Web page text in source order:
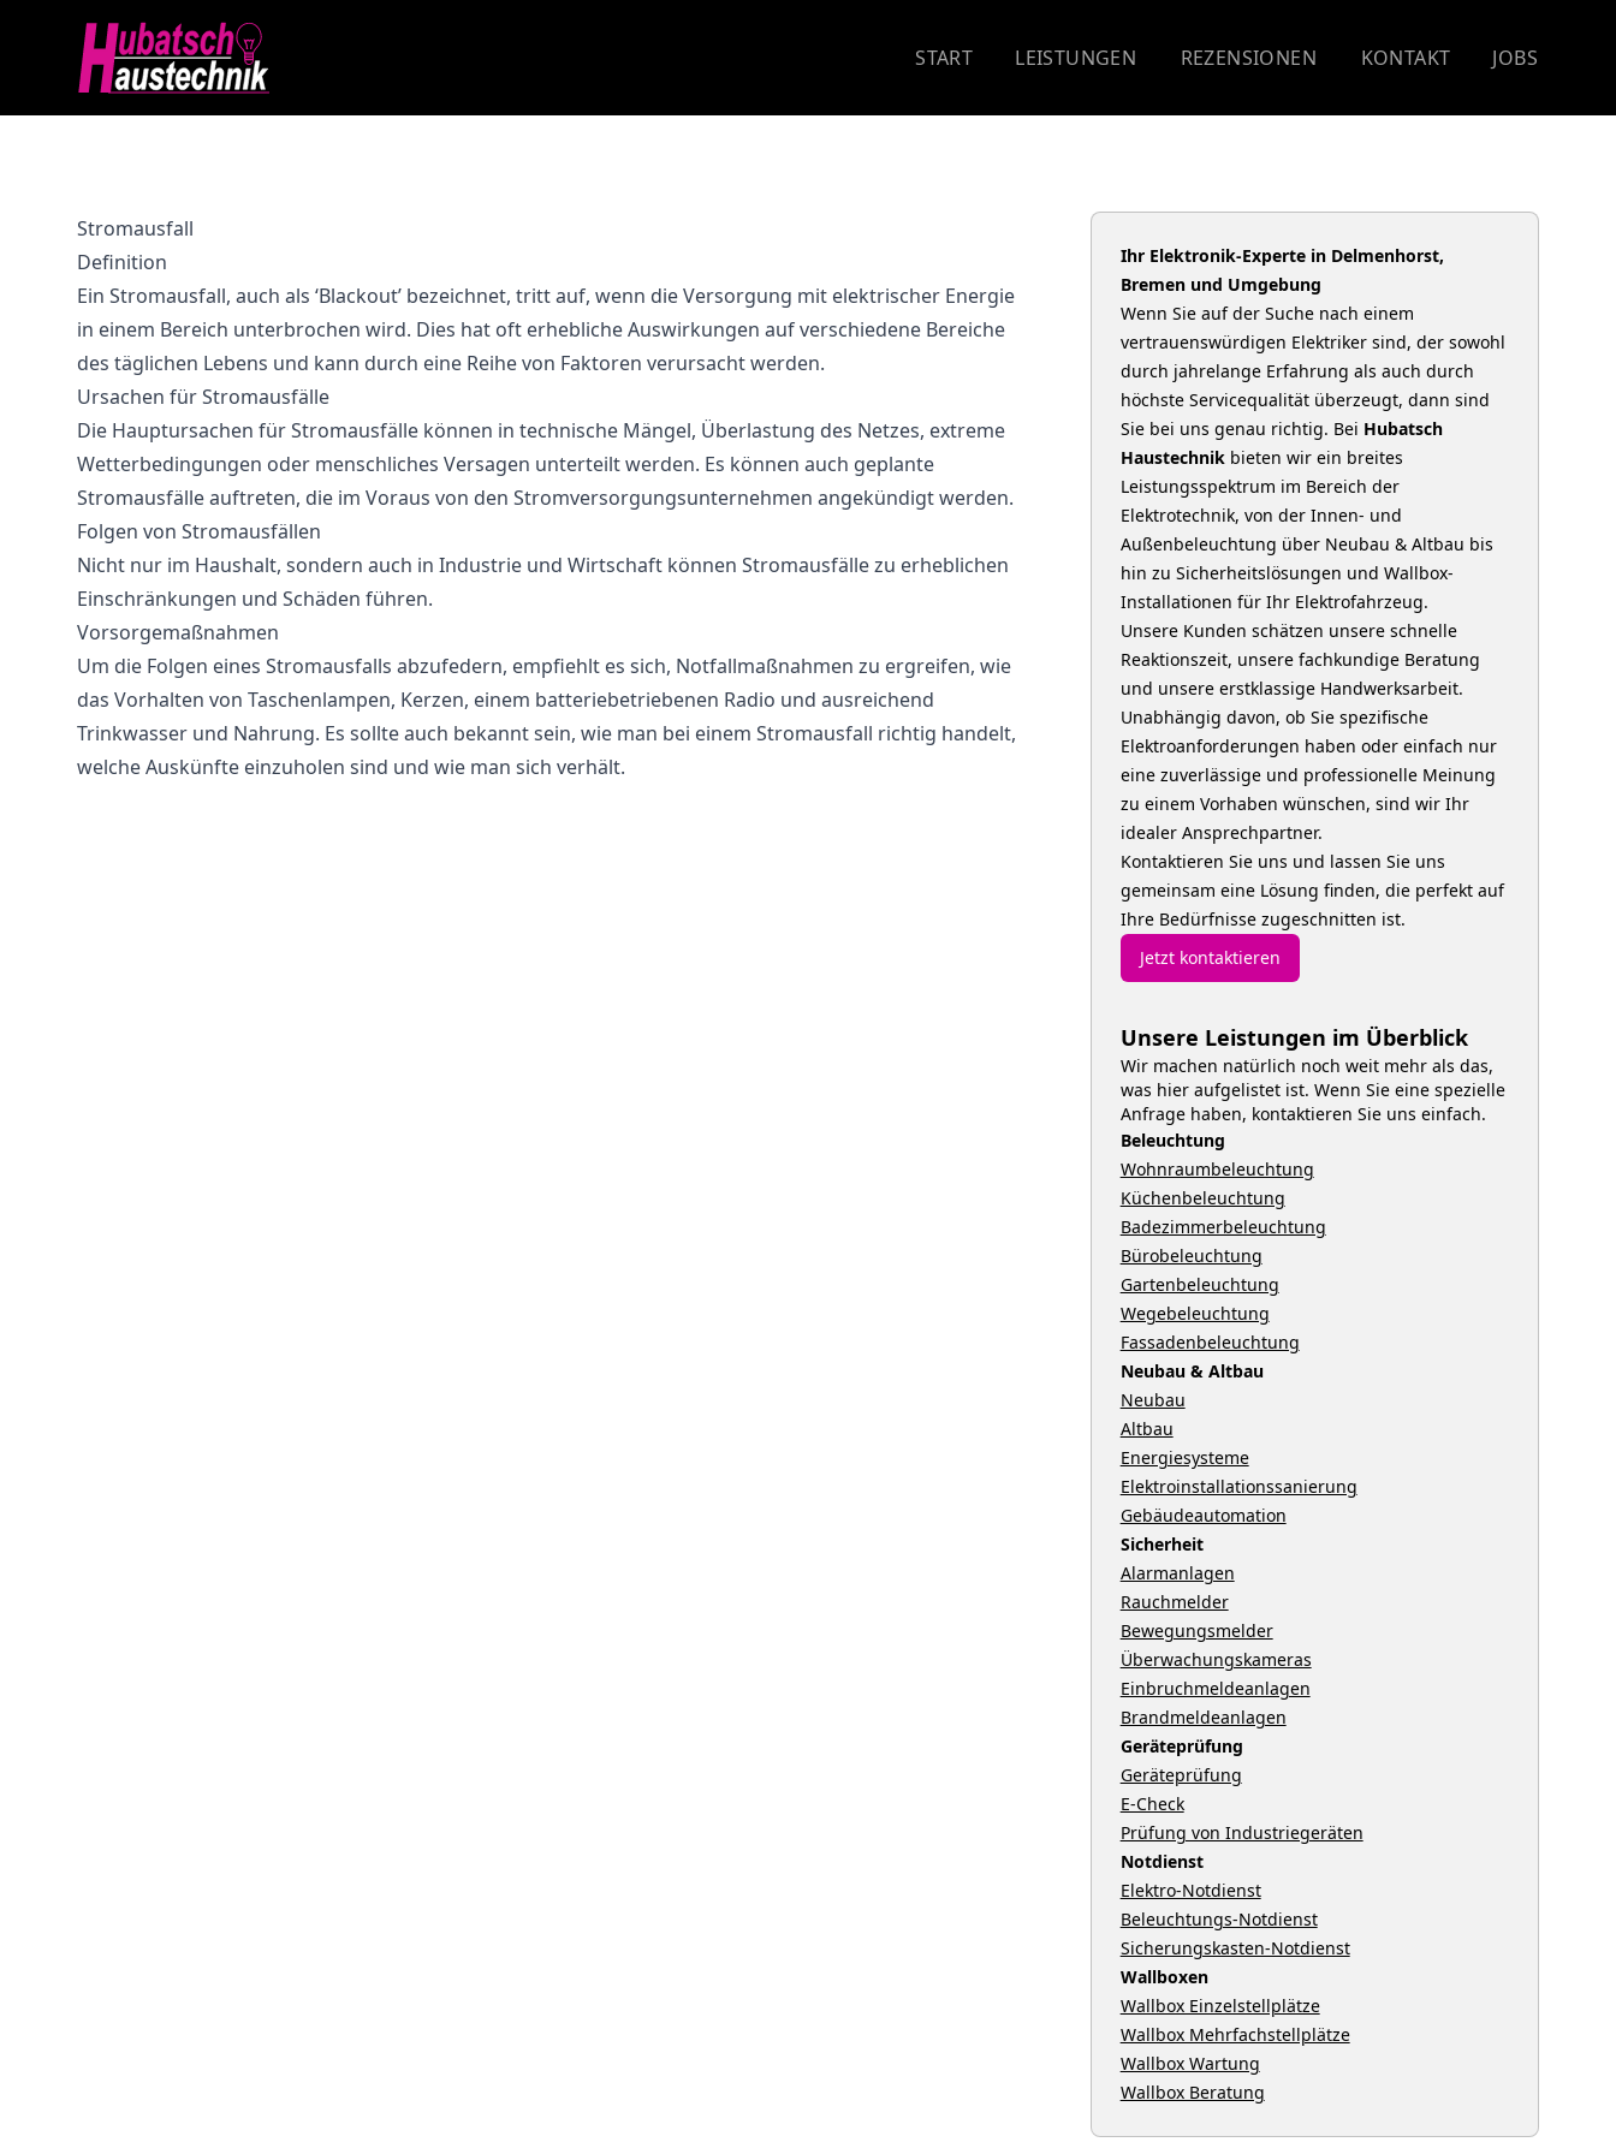
START LEISTUNGEN REZENSIONEN KONTAKT JOBS
Stromausfall
Definition
Ein Stromausfall, auch als ‘Blackout’ bezeichnet, tritt auf, wenn die Versorgung mit elektrischer Energie
in einem Bereich unterbrochen wird. Dies hat oft erhebliche Auswirkungen auf verschiedene Bereiche
des täglichen Lebens und kann durch eine Reihe von Faktoren verursacht werden.
Ursachen für Stromausfälle
Die Hauptursachen für Stromausfälle können in technische Mängel, Überlastung des Netzes, extreme
Wetterbedingungen oder menschliches Versagen unterteilt werden. Es können auch geplante
Stromausfälle auftreten, die im Voraus von den Stromversorgungsunternehmen angekündigt werden.
Folgen von Stromausfällen
Nicht nur im Haushalt, sondern auch in Industrie und Wirtschaft können Stromausfälle zu erheblichen
Einschränkungen und Schäden führen.
Vorsorgemaßnahmen
Um die Folgen eines Stromausfalls abzufedern, empfiehlt es sich, Notfallmaßnahmen zu ergreifen, wie
das Vorhalten von Taschenlampen, Kerzen, einem batteriebetriebenen Radio und ausreichend
Trinkwasser und Nahrung. Es sollte auch bekannt sein, wie man bei einem Stromausfall richtig handelt,
welche Auskünfte einzuholen sind und wie man sich verhält.
Ihr Elektronik-Experte in Delmenhorst,
Bremen und Umgebung
Wenn Sie auf der Suche nach einem
vertrauenswürdigen Elektriker sind, der sowohl
durch jahrelange Erfahrung als auch durch
höchste Servicequalität überzeugt, dann sind
Sie bei uns genau richtig. Bei Hubatsch
Haustechnikbieten wir ein breites
Leistungsspektrum im Bereich der
Elektrotechnik, von der Innen- und
Außenbeleuchtung über Neubau & Altbau bis
hin zu Sicherheitslösungen und Wallbox-
Installationen für Ihr Elektrofahrzeug.
Unsere Kunden schätzen unsere schnelle
Reaktionszeit, unsere fachkundige Beratung
und unsere erstklassige Handwerksarbeit.
Unabhängig davon, ob Sie spezifische
Elektroanforderungen haben oder einfach nur
eine zuverlässige und professionelle Meinung
zu einem Vorhaben wünschen, sind wir Ihr
idealer Ansprechpartner.
Kontaktieren Sie uns und lassen Sie uns
gemeinsam eine Lösung finden, die perfekt auf
Ihre Bedürfnisse zugeschnitten ist.
Jetzt kontaktieren
Unsere Leistungen im Überblick
Wir machen natürlich noch weit mehr als das,
was hier aufgelistet ist. Wenn Sie eine spezielle
Anfrage haben, kontaktieren Sie uns einfach.
Beleuchtung
Wohnraumbeleuchtung
Küchenbeleuchtung
Badezimmerbeleuchtung
Bürobeleuchtung
Gartenbeleuchtung
Wegebeleuchtung
Fassadenbeleuchtung
Neubau & Altbau
Neubau
Altbau
Energiesysteme
Elektroinstallationssanierung
Gebäudeautomation
Sicherheit
Alarmanlagen
Rauchmelder
Bewegungsmelder
Überwachungskameras
Einbruchmeldeanlagen
Brandmeldeanlagen
Geräteprüfung
Geräteprüfung
E-Check
Prüfung von Industriegeräten
Notdienst
Elektro-Notdienst
Beleuchtungs-Notdienst
Sicherungskasten-Notdienst
Wallboxen
Wallbox Einzelstellplätze
Wallbox Mehrfachstellplätze
Wallbox Wartung
Wallbox Beratung